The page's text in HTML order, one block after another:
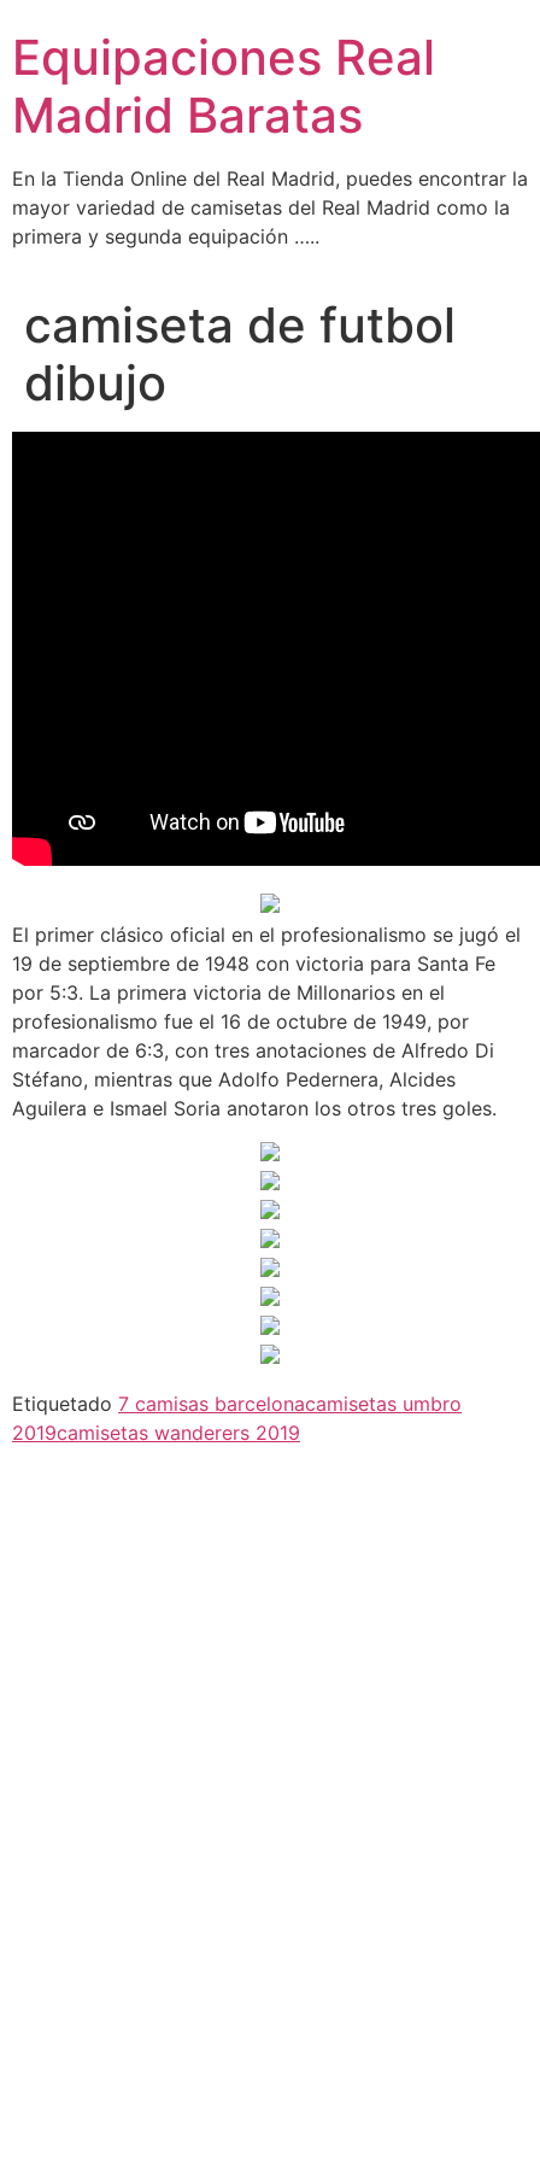
contenido
Equipaciones Real
Madrid Baratas
En la Tienda Online del Real Madrid, puedes encontrar la
mayor variedad de camisetas del Real Madrid como la
primera y segunda equipación …..
camiseta de futbol
dibujo
El primer clásico oficial en el profesionalismo se jugó el
19 de septiembre de 1948 con victoria para Santa Fe
por 5:3. La primera victoria de Millonarios en el
profesionalismo fue el 16 de octubre de 1949, por
marcador de 6:3, con tres anotaciones de Alfredo Di
Stéfano, mientras que Adolfo Pedernera, Alcides
Aguilera e Ismael Soria anotaron los otros tres goles.
Etiquetado 7 camisas barcelonacamisetas umbro
2019camisetas wanderers 2019